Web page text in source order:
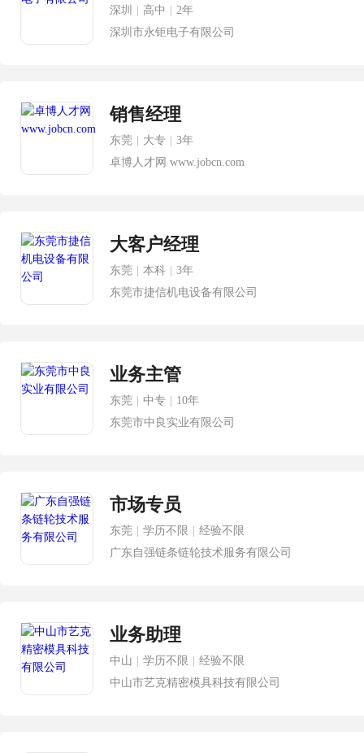
深圳 高中
2年
深圳市永钜电子有限公司
销售经理
东莞 大专
3年
卓博人才网 www.jobcn.com
大客户经理
东莞 本科
3年
东莞市捷信机电设备有限公司
业务主管
东莞 中专
10年
东莞市中良实业有限公司
市场专员
东莞 学历不限
经验不限
广东自强链条链轮技术服务有限公司
业务助理
中山 学历不限
经验不限
中山市艺克精密模具科技有限公司